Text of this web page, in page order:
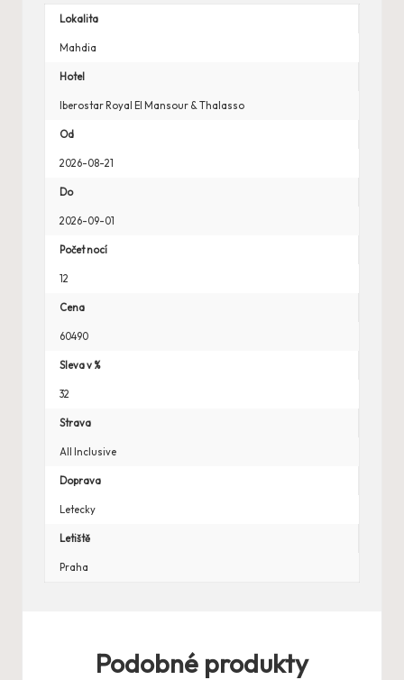
Lokalita
Mahdia
Hotel
Iberostar Royal El Mansour & Thalasso
Od
2026-08-21
Do
2026-09-01
Počet nocí
12
Cena
60490
Sleva v %
32
Strava
All Inclusive
Doprava
Letecky
Letiště
Praha
Podobné produkty